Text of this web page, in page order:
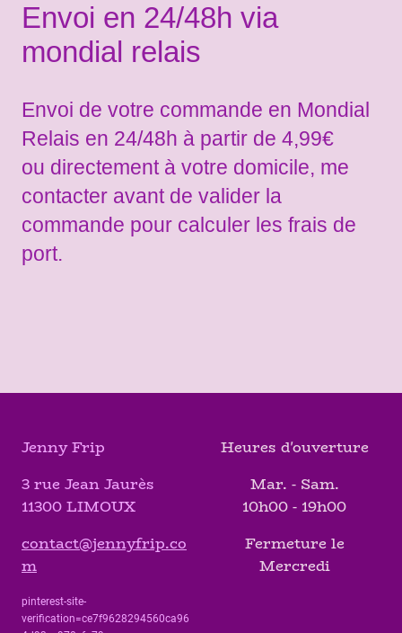
Envoi en 24/48h via
mondial relais
Envoi de votre commande en Mondial
Relais en 24/48h à partir de 4,99€
ou directement à votre domicile, me
contacter avant de valider la
commande pour calculer les frais de
port.
Jenny Frip
3 rue Jean Jaurès
11300 LIMOUX
contact@jennyfrip.co
m
pinterest-site-
verification=ce7f9628294560ca96
Heures d'ouverture
Mar. - Sam.
10h00 - 19h00
Fermeture le
Mercredi